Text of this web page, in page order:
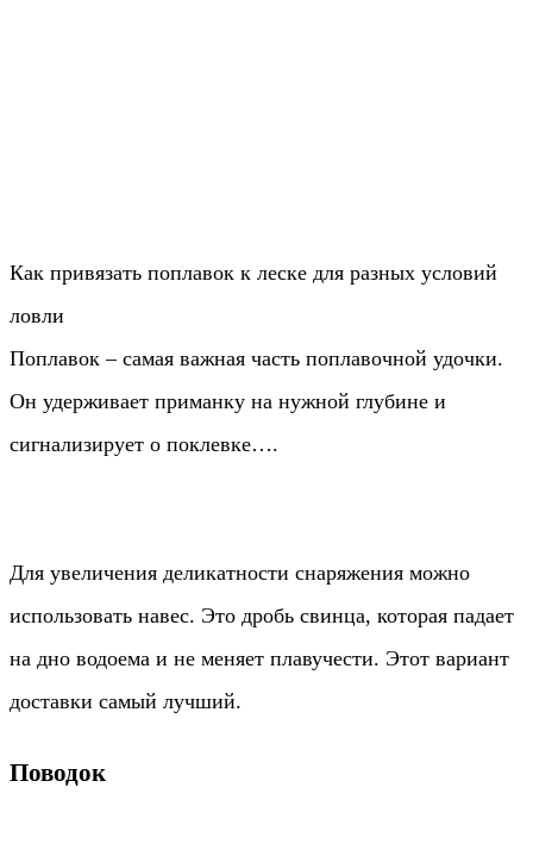
Как привязать поплавок к леске для разных условий
ловли
Поплавок – самая важная часть поплавочной удочки.
Он удерживает приманку на нужной глубине и
сигнализирует о поклевке….
Для увеличения деликатности снаряжения можно
использовать навес. Это дробь свинца, которая падает
на дно водоема и не меняет плавучести. Этот вариант
доставки самый лучший.
Поводок